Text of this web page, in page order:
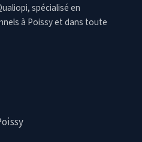
spécialisé en
à Poissy et dans toute